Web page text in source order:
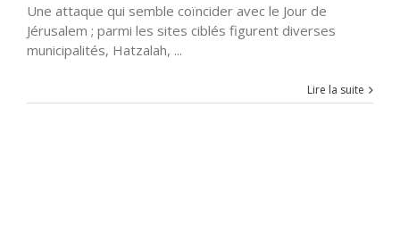
Une attaque qui semble coïncider avec le Jour de
Jérusalem ; parmi les sites ciblés figurent diverses
municipalités, Hatzalah, ...
Lire la suite